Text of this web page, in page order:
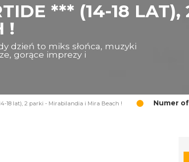
*** (14-18 LAT),
!
dzień to miks słońca, muzyki
gorące imprezy i
18 lat), 2 parki - Mirabilandia i Mira Beach ! Numer